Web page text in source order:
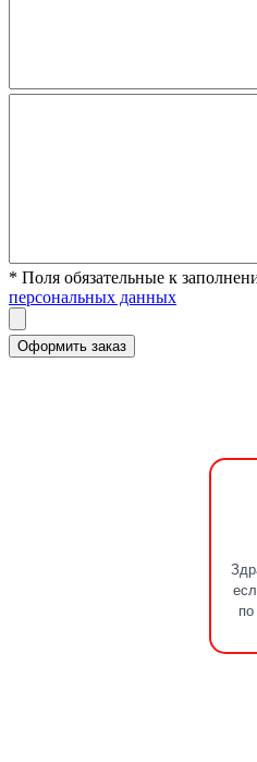
* Поля обязательные к
персональных данных